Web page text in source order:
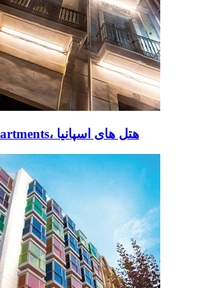
Balmis Plaza Apartments، هتل های اسپانیا